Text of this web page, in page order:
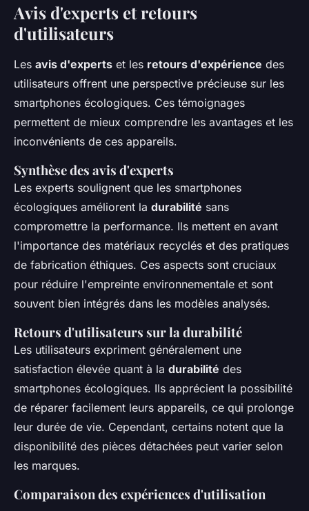
Avis d'experts et retours
d'utilisateurs
Les avis d'experts et les retours d'expérience des
utilisateurs offrent une perspective précieuse sur les
smartphones écologiques. Ces témoignages
permettent de mieux comprendre les avantages et les
inconvénients de ces appareils.
Synthèse des avis d'experts
Les experts soulignent que les smartphones
écologiques améliorent la durabilité sans
compromettre la performance. Ils mettent en avant
l'importance des matériaux recyclés et des pratiques
de fabrication éthiques. Ces aspects sont cruciaux
pour réduire l'empreinte environnementale et sont
souvent bien intégrés dans les modèles analysés.
Retours d'utilisateurs sur la durabilité
Les utilisateurs expriment généralement une
satisfaction élevée quant à la durabilité des
smartphones écologiques. Ils apprécient la possibilité
de réparer facilement leurs appareils, ce qui prolonge
leur durée de vie. Cependant, certains notent que la
disponibilité des pièces détachées peut varier selon
les marques.
Comparaison des expériences d'utilisation